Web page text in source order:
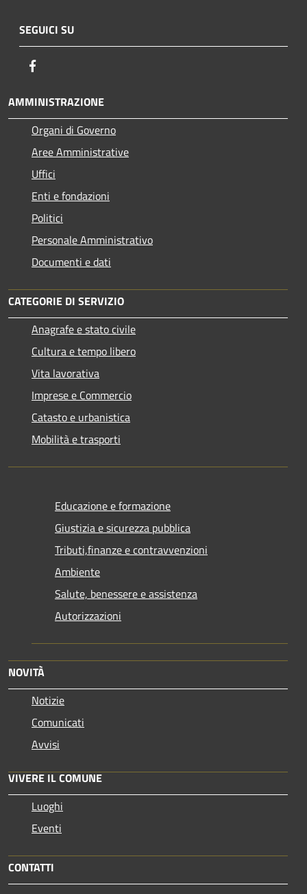
SEGUICI SU
AMMINISTRAZIONE
Organi di Governo
Aree Amministrative
Uffici
Enti e fondazioni
Politici
Personale Amministrativo
Documenti e dati
CATEGORIE DI SERVIZIO
Anagrafe e stato civile
Cultura e tempo libero
Vita lavorativa
Imprese e Commercio
Catasto e urbanistica
Mobilità e trasporti
Educazione e formazione
Giustizia e sicurezza pubblica
Tributi,finanze e contravvenzioni
Ambiente
Salute, benessere e assistenza
Autorizzazioni
NOVITÀ
Notizie
Comunicati
Avvisi
VIVERE IL COMUNE
Luoghi
Eventi
CONTATTI